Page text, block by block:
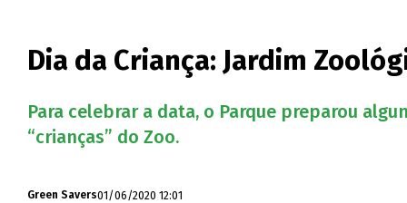
Dia da Criança: Jardim
Para celebrar a data, o Parque preparou
“crianças” do Zoo.
Green Savers01/06/2020 12:01